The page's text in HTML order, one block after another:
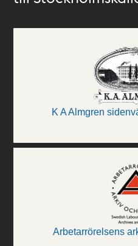
K A Almgren
Arbetarrörelsens